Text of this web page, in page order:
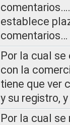
establece
comentarios…
Por la cual
con la
tiene que ver
y su registro,
Por la cual